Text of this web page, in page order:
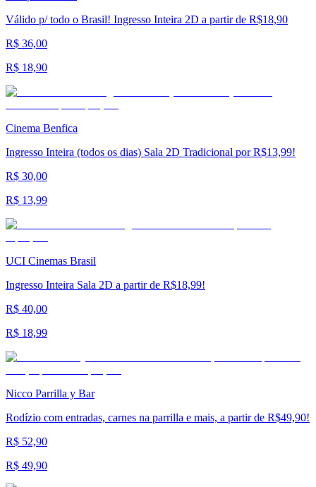
Válido p/ todo o Brasil! Ingresso Inteira 2D a partir de R$18,90
R$ 36,00
R$ 18,90
Cinema Benfica
Ingresso Inteira (todos os dias) Sala 2D Tradicional por R$13,99!
R$ 30,00
R$ 13,99
UCI Cinemas Brasil
Ingresso Inteira Sala 2D a partir de R$18,99!
R$ 40,00
R$ 18,99
Nicco Parrilla y Bar
Rodízio com entradas, carnes na parrilla e mais, a partir de R$49,90!
R$ 52,90
R$ 49,90